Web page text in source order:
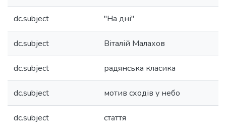
dc.subject "На дні"
dc.subject Віталій Малахов
dc.subject радянська класика
dc.subject мотив сходів у небо
dc.subject стаття